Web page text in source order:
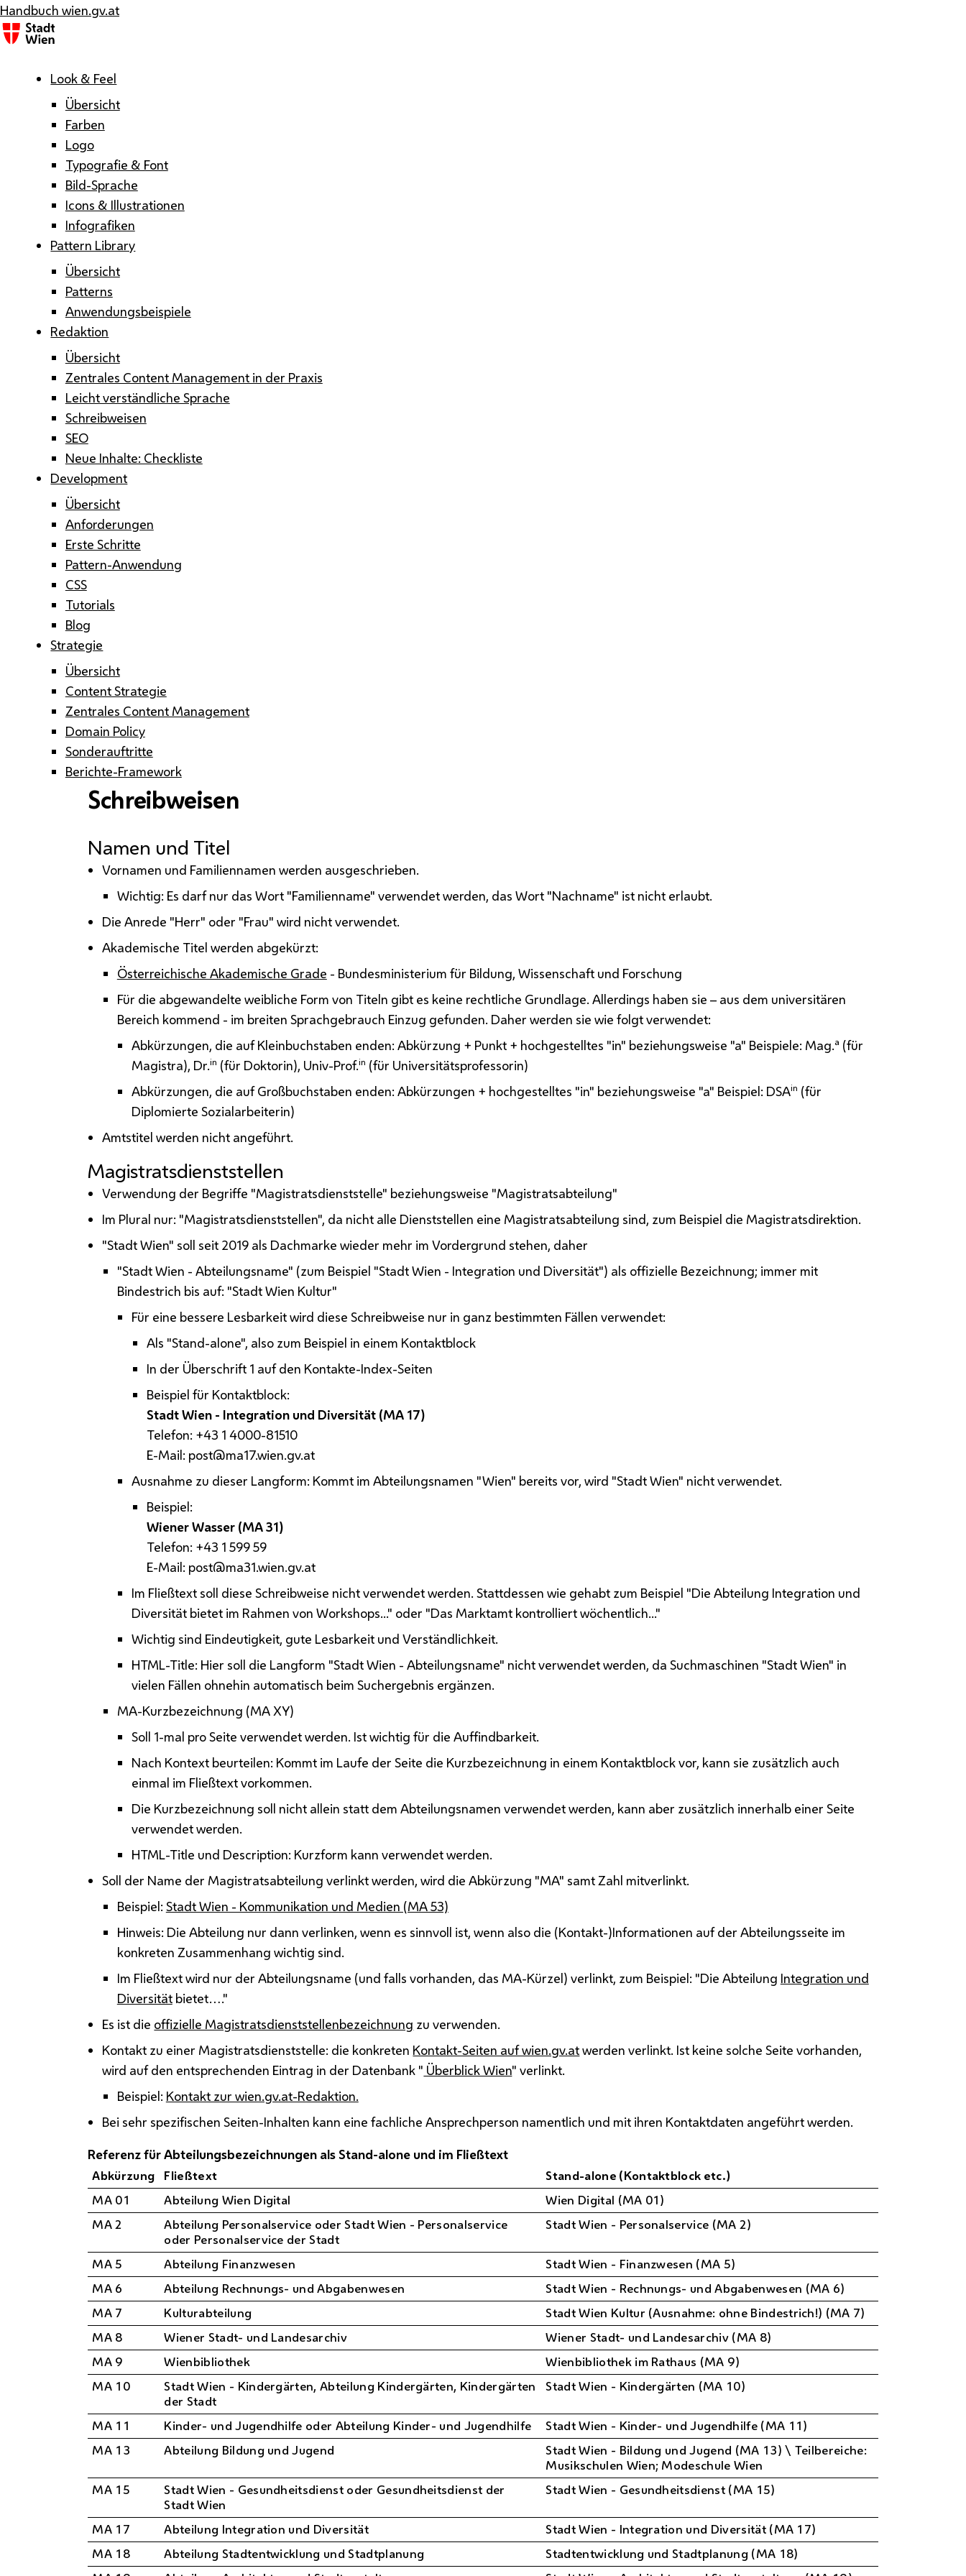
Handbuch wien.gv.at
Look & Feel
Übersicht
Farben
Logo
Typografie & Font
Bild-Sprache
Icons & Illustrationen
Infografiken
Pattern Library
Übersicht
Patterns
Anwendungsbeispiele
Redaktion
Übersicht
Zentrales Content Management in der Praxis
Leicht verständliche Sprache
Schreibweisen
SEO
Neue Inhalte: Checkliste
Development
Übersicht
Anforderungen
Erste Schritte
Pattern-Anwendung
CSS
Tutorials
Blog
Strategie
Übersicht
Content Strategie
Zentrales Content Management
Domain Policy
Sonderauftritte
Berichte-Framework
Schreibweisen
Namen und Titel
Vornamen und Familiennamen werden ausgeschrieben.
Wichtig: Es darf nur das Wort "Familienname" verwendet werden, das Wort "Nachname" ist nicht erlaubt.
Die Anrede "Herr" oder "Frau" wird nicht verwendet.
Akademische Titel werden abgekürzt:
Österreichische Akademische Grade - Bundesministerium für Bildung, Wissenschaft und Forschung
Für die abgewandelte weibliche Form von Titeln gibt es keine rechtliche Grundlage. Allerdings haben sie – aus dem universitären
Bereich kommend - im breiten Sprachgebrauch Einzug gefunden. Daher werden sie wie folgt verwendet:
Abkürzungen, die auf Kleinbuchstaben enden: Abkürzung + Punkt + hochgestelltes "in" beziehungsweise "a" Beispiele: Mag.a (für
Magistra), Dr.in (für Doktorin), Univ-Prof.in (für Universitätsprofessorin)
Abkürzungen, die auf Großbuchstaben enden: Abkürzungen + hochgestelltes "in" beziehungsweise "a" Beispiel: DSAin (für
Diplomierte Sozialarbeiterin)
Amtstitel werden nicht angeführt.
Magistratsdienststellen
Verwendung der Begriffe "Magistratsdienststelle" beziehungsweise "Magistratsabteilung"
Im Plural nur: "Magistratsdienststellen", da nicht alle Dienststellen eine Magistratsabteilung sind, zum Beispiel die Magistratsdirektion.
"Stadt Wien" soll seit 2019 als Dachmarke wieder mehr im Vordergrund stehen, daher
"Stadt Wien - Abteilungsname" (zum Beispiel "Stadt Wien - Integration und Diversität") als offizielle Bezeichnung; immer mit
Bindestrich bis auf: "Stadt Wien Kultur"
Für eine bessere Lesbarkeit wird diese Schreibweise nur in ganz bestimmten Fällen verwendet:
Als "Stand-alone", also zum Beispiel in einem Kontaktblock
In der Überschrift 1 auf den Kontakte-Index-Seiten
Beispiel für Kontaktblock:
Stadt Wien - Integration und Diversität (MA 17)
Telefon: +43 1 4000-81510
E-Mail: post@ma17.wien.gv.at
Ausnahme zu dieser Langform: Kommt im Abteilungsnamen "Wien" bereits vor, wird "Stadt Wien" nicht verwendet.
Beispiel:
Wiener Wasser (MA 31)
Telefon: +43 1 599 59
E-Mail: post@ma31.wien.gv.at
Im Fließtext soll diese Schreibweise nicht verwendet werden. Stattdessen wie gehabt zum Beispiel "Die Abteilung Integration und
Diversität bietet im Rahmen von Workshops..." oder "Das Marktamt kontrolliert wöchentlich..."
Wichtig sind Eindeutigkeit, gute Lesbarkeit und Verständlichkeit.
HTML-Title: Hier soll die Langform "Stadt Wien - Abteilungsname" nicht verwendet werden, da Suchmaschinen "Stadt Wien" in
vielen Fällen ohnehin automatisch beim Suchergebnis ergänzen.
MA-Kurzbezeichnung (MA XY)
Soll 1-mal pro Seite verwendet werden. Ist wichtig für die Auffindbarkeit.
Nach Kontext beurteilen: Kommt im Laufe der Seite die Kurzbezeichnung in einem Kontaktblock vor, kann sie zusätzlich auch
einmal im Fließtext vorkommen.
Die Kurzbezeichnung soll nicht allein statt dem Abteilungsnamen verwendet werden, kann aber zusätzlich innerhalb einer Seite
verwendet werden.
HTML-Title und Description: Kurzform kann verwendet werden.
Soll der Name der Magistratsabteilung verlinkt werden, wird die Abkürzung "MA" samt Zahl mitverlinkt.
Beispiel: Stadt Wien - Kommunikation und Medien (MA 53)
Hinweis: Die Abteilung nur dann verlinken, wenn es sinnvoll ist, wenn also die (Kontakt-)Informationen auf der Abteilungsseite im
konkreten Zusammenhang wichtig sind.
Im Fließtext wird nur der Abteilungsname (und falls vorhanden, das MA-Kürzel) verlinkt, zum Beispiel: "Die Abteilung Integration und
Diversitätbietet…."
Es ist die offizielle Magistratsdienststellenbezeichnung zu verwenden.
Kontakt zu einer Magistratsdienststelle: die konkreten Kontakt-Seiten auf wien.gv.atwerden verlinkt. Ist keine solche Seite vorhanden,
wird auf den entsprechenden Eintrag in der Datenbank " Überblick Wien" verlinkt.
Beispiel: Kontakt zur wien.gv.at-Redaktion.
Bei sehr spezifischen Seiten-Inhalten kann eine fachliche Ansprechperson namentlich und mit ihren Kontaktdaten angeführt werden.
Referenz für Abteilungsbezeichnungen als Stand-alone und im Fließtext
Abkürzung Fließtext
Stand-alone (Kontaktblock etc.)
MA 01
Abteilung Wien Digital
Wien Digital (MA 01)
MA 2
Abteilung Personalservice oder Stadt Wien - Personalservice
oder Personalservice der Stadt
Stadt Wien - Personalservice (MA 2)
MA 5 Abteilung Finanzwesen
Stadt Wien - Finanzwesen (MA 5)
MA 6
Abteilung Rechnungs- und Abgabenwesen
Stadt Wien - Rechnungs- und Abgabenwesen (MA 6)
MA 7
Kulturabteilung
Stadt Wien Kultur (Ausnahme: ohne Bindestrich!) (MA 7)
MA 8
Wiener Stadt- und Landesarchiv
Wiener Stadt- und Landesarchiv (MA 8)
MA 9
Wienbibliothek
Wienbibliothek im Rathaus (MA 9)
MA 10
Stadt Wien - Kindergärten, Abteilung Kindergärten, Kindergärten
der Stadt
Stadt Wien - Kindergärten (MA 10)
MA 11 Kinder- und Jugendhilfe oder Abteilung Kinder- und Jugendhilfe
Stadt Wien - Kinder- und Jugendhilfe (MA 11)
MA 13
Abteilung Bildung und Jugend
Stadt Wien - Bildung und Jugend (MA 13) \ Teilbereiche:
Musikschulen Wien; Modeschule Wien
MA 15
Stadt Wien - Gesundheitsdienst oder Gesundheitsdienst der
Stadt Wien
Stadt Wien - Gesundheitsdienst (MA 15)
MA 17 Abteilung Integration und Diversität
Stadt Wien - Integration und Diversität (MA 17)
MA 18
Abteilung Stadtentwicklung und Stadtplanung
Stadtentwicklung und Stadtplanung (MA 18)